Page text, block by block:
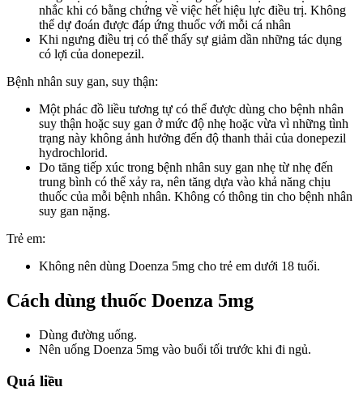
nhắc khi có bằng chứng về việc hết hiệu lực điều trị. Không
thể dự đoán được đáp ứng thuốc với mỗi cá nhân
Khi ngưng điều trị có thể thấy sự giảm dần những tác dụng
có lợi của donepezil.
Bệnh nhân suy gan, suy thận:
Một phác đồ liều tương tự có thể được dùng cho bệnh nhân
suy thận hoặc suy gan ở mức độ nhẹ hoặc vừa vì những tình
trạng này không ảnh hưởng đến độ thanh thải của donepezil
hydrochlorid.
Do tăng tiếp xúc trong bệnh nhân suy gan nhẹ từ nhẹ đến
trung bình có thể xảy ra, nên tăng dựa vào khả năng chịu
thuốc của mỗi bệnh nhân. Không có thông tin cho bệnh nhân
suy gan nặng.
Trẻ em:
Không nên dùng Doenza 5mg cho trẻ em dưới 18 tuổi.
Cách dùng thuốc Doenza 5mg
Dùng đường uống.
Nên uống Doenza 5mg vào buổi tối trước khi đi ngủ.
Quá liều